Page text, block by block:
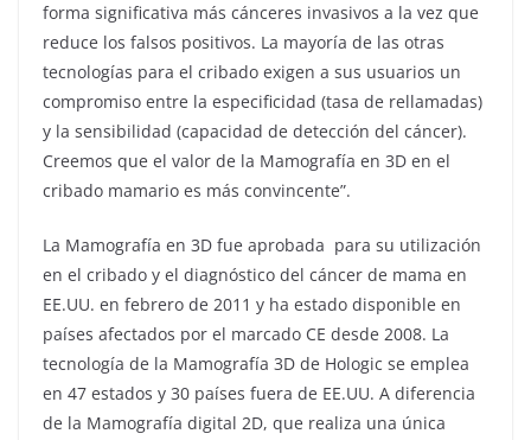
forma significativa más cánceres invasivos a la vez que
reduce los falsos positivos. La mayoría de las otras
tecnologías para el cribado exigen a sus usuarios un
compromiso entre la especificidad (tasa de rellamadas)
y la sensibilidad (capacidad de detección del cáncer).
Creemos que el valor de la Mamografía en 3D en el
cribado mamario es más convincente”.
La Mamografía en 3D fue aprobada para su utilización
en el cribado y el diagnóstico del cáncer de mama en
EE.UU. en febrero de 2011 y ha estado disponible en
países afectados por el marcado CE desde 2008. La
tecnología de la Mamografía 3D de Hologic se emplea
en 47 estados y 30 países fuera de EE.UU. A diferencia
de la Mamografía digital 2D, que realiza una única